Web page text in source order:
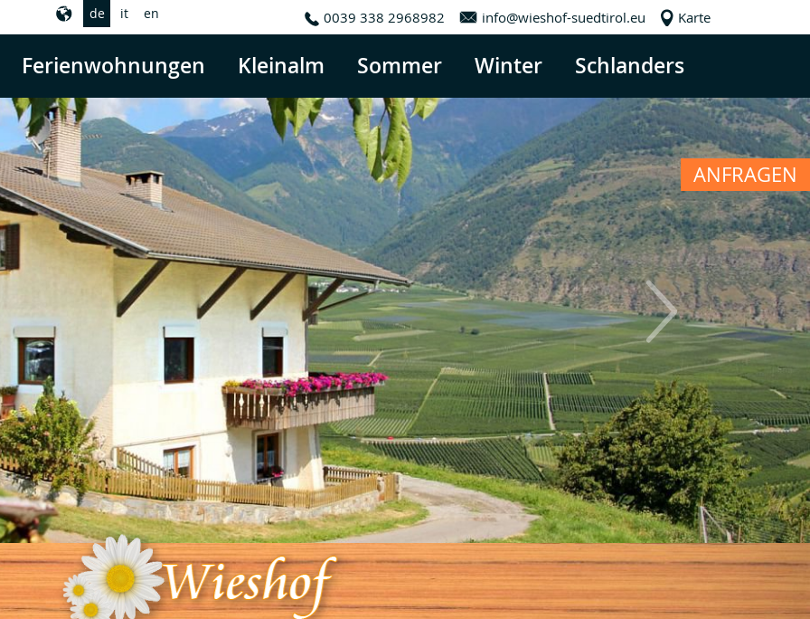
0039 338 2968982 info@wieshof-suedtirol.eu Karte
de it en
Ferienwohnungen Kleinalm Sommer Winter Schlanders
ANFRAGEN